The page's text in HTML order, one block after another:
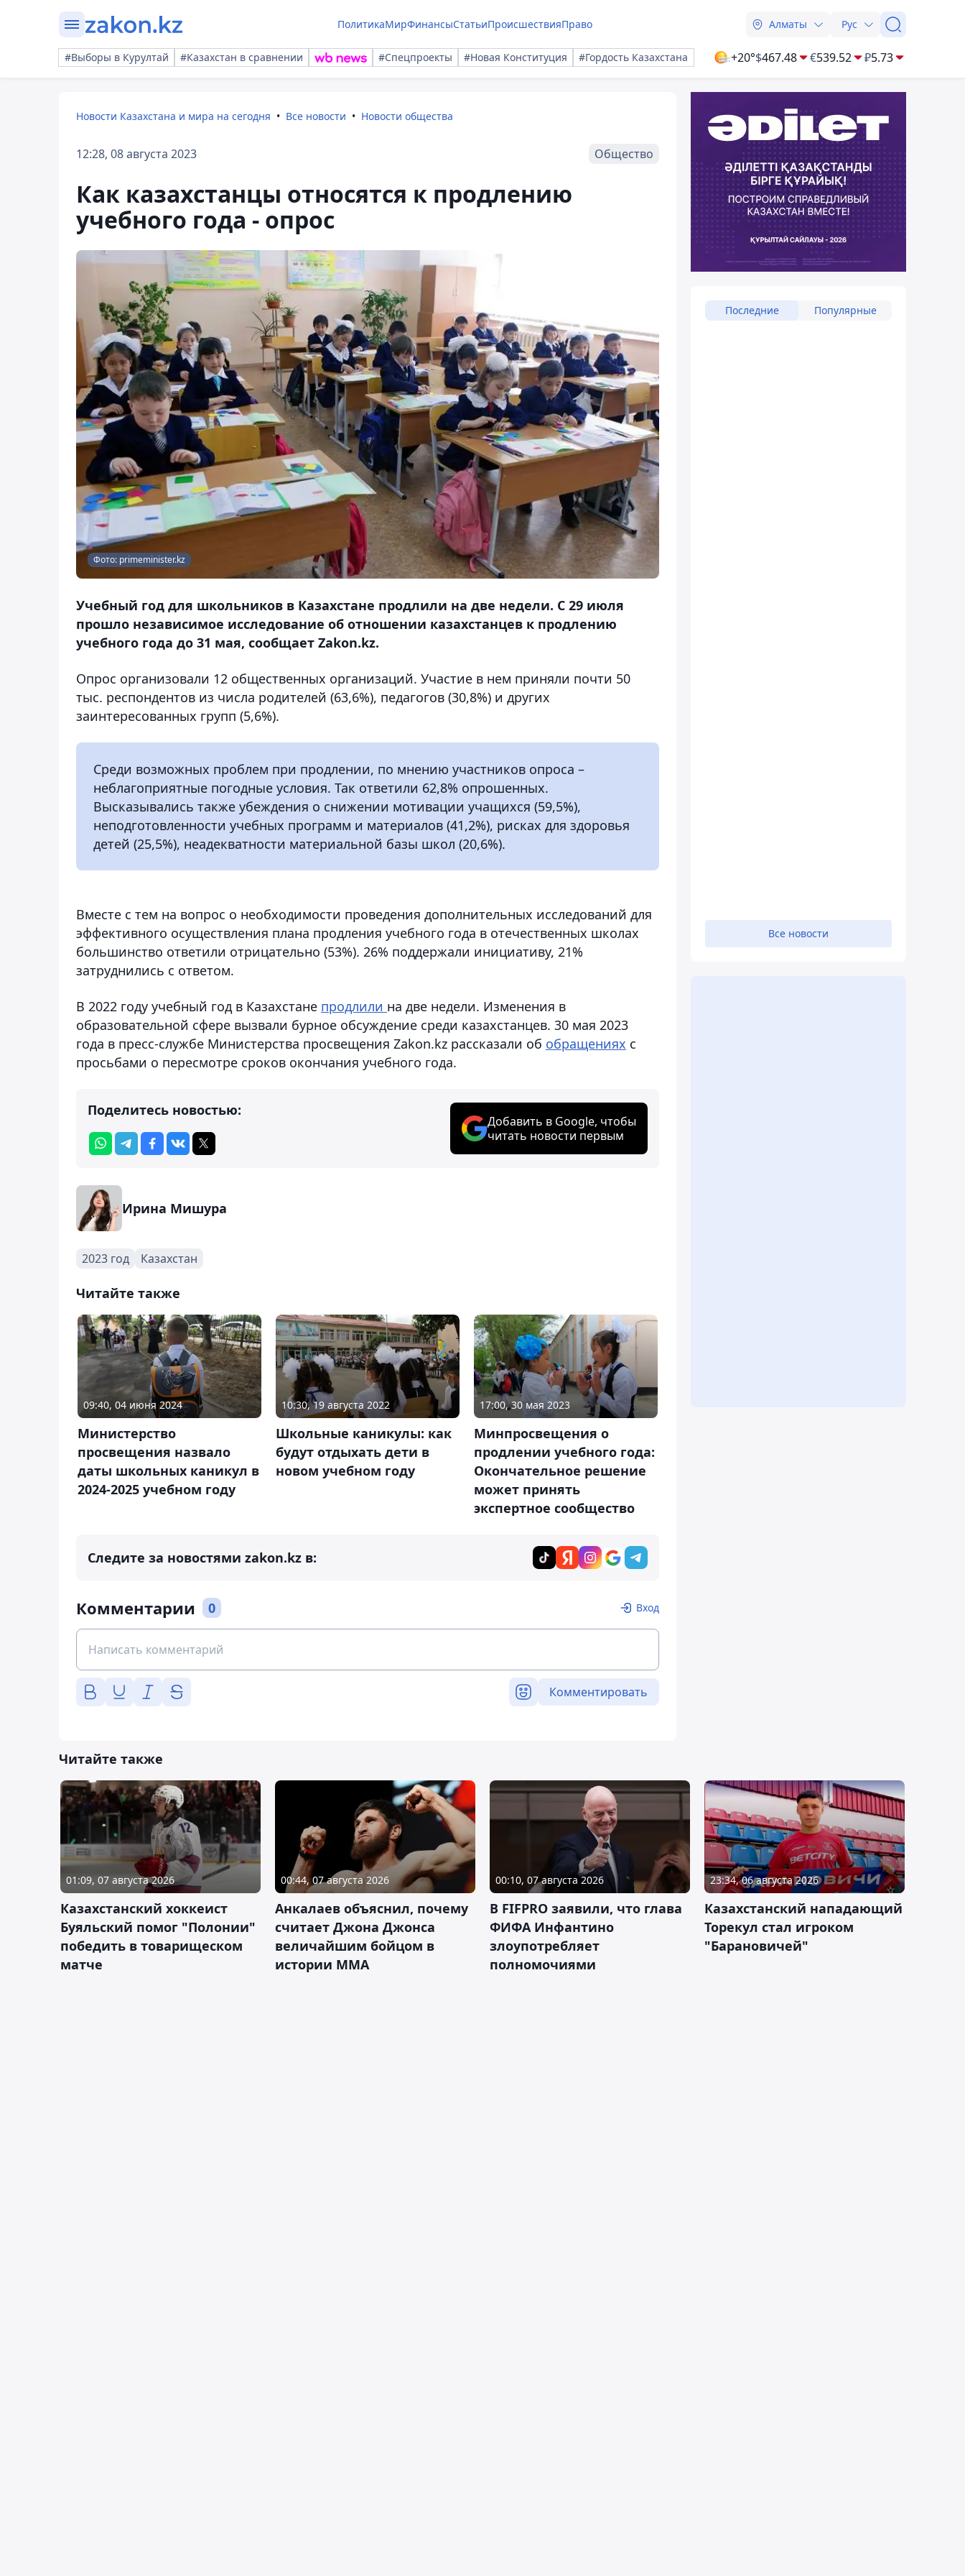
ПолитикаМирФинансыСтатьиПроисшествияПраво Алматы Рус
#Выборы в Курултай #Казахстан в сравнении #Спецпроекты #Новая Конституция #Гордость Казахстана +20°$467.48 €539.52 ₽5.73
Новости Казахстана и мира на сегодня Все новости Новости общества
12:28, 08 августа 2023 Общество
Как казахстанцы относятся к продлению
учебного года - опрос
Фото: primeminister.kz
Учебный год для школьников в Казахстане продлили на две недели. С 29 июля
прошло независимое исследование об отношении казахстанцев к продлению
учебного года до 31 мая, сообщает Zakon.kz.
Опрос организовали 12 общественных организаций. Участие в нем приняли почти 50
тыс. респондентов из числа родителей (63,6%), педагогов (30,8%) и других
заинтересованных групп (5,6%).
Среди возможных проблем при продлении, по мнению участников опроса –
неблагоприятные погодные условия. Так ответили 62,8% опрошенных.
Высказывались также убеждения о снижении мотивации учащихся (59,5%),
неподготовленности учебных программ и материалов (41,2%), рисках для здоровья
детей (25,5%), неадекватности материальной базы школ (20,6%).
Вместе с тем на вопрос о необходимости проведения дополнительных исследований для
эффективного осуществления плана продления учебного года в отечественных школах
большинство ответили отрицательно (53%). 26% поддержали инициативу, 21%
затруднились с ответом.
В 2022 году учебный год в Казахстане продлили на две недели. Изменения в
образовательной сфере вызвали бурное обсуждение среди казахстанцев. 30 мая 2023
года в пресс-службе Министерства просвещения Zakon.kz рассказали об обращениях с
просьбами о пересмотре сроков окончания учебного года.
Поделитесь новостью:
Добавить в Google, чтобы
читать новости первым
Ирина Мишура
2023 год Казахстан
Читайте также
09:40, 04 июня 2024
Министерство
просвещения назвало
даты школьных каникул в
2024-2025 учебном году
10:30, 19 августа 2022
Школьные каникулы: как
будут отдыхать дети в
новом учебном году
17:00, 30 мая 2023
Минпросвещения о
продлении учебного года:
Окончательное решение
может принять
экспертное сообщество
Следите за новостями zakon.kz в:
Комментарии 0 Вход
Комментировать
Последние Популярные
Все новости
Читайте также
01:09, 07 августа 2026
Казахстанский хоккеист
Буяльский помог "Полонии"
победить в товарищеском
матче
00:44, 07 августа 2026
Анкалаев объяснил, почему
считает Джона Джонса
величайшим бойцом в
истории ММА
00:10, 07 августа 2026
В FIFPRO заявили, что глава
ФИФА Инфантино
злоупотребляет
полномочиями
23:34, 06 августа 2026
Казахстанский нападающий
Торекул стал игроком
"Барановичей"